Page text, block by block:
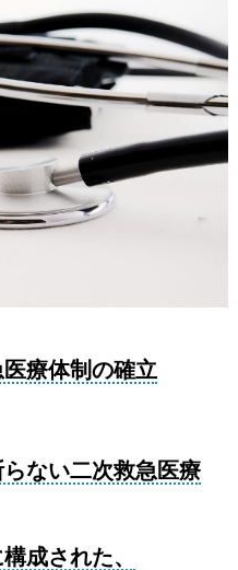
療体制の確立
ない二次救急医療
成された、